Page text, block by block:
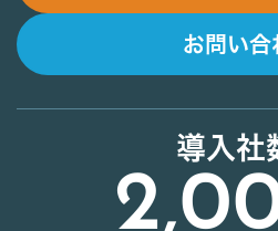
お問い合
導入社